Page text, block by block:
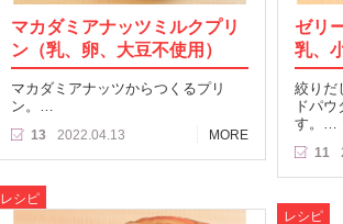
マカダミアナッツミルクプリ
ン（乳、卵、大豆不使用）
マカダミアナッツからつくるプリ
ン。…
13 2022.04.13 MORE
ゼリ
乳、
絞りだ
ドパ
す。…
11
レシピ
レシピ